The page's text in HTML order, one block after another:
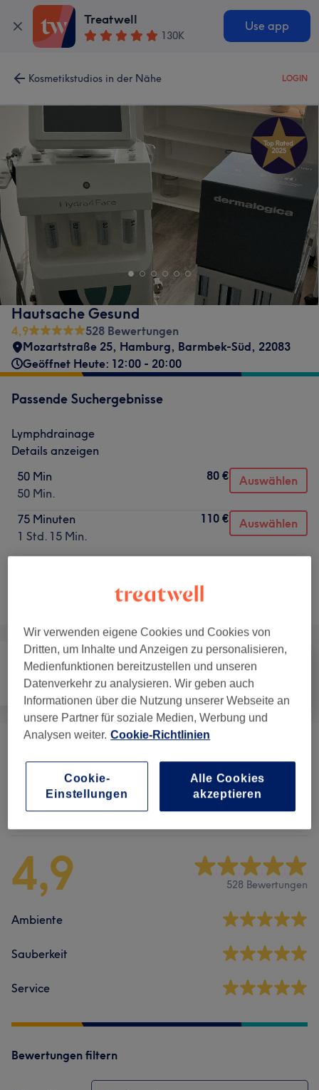
Treatwell
130K
Use app
Kosmetikstudios in der Nähe LOGIN
Hautsache Gesund
4,9
528 Bewertungen
Mozartstraße 25, Hamburg, Barmbek-Süd, 22083
Geöffnet Heute: 12:00 - 20:00
Passende Suchergebnisse
Lymphdrainage
Details anzeigen
50 Min
50 Min.
80 € Auswählen
75 Minuten
1 Std. 15 Min.
110 € Auswählen
Nicht gefunden wonach du gesucht hast?
Haarentfernung Gesicht Massage
Salonbewertungen
4,9 528 Bewertungen
Ambiente
Sauberkeit
Service
Bewertungen filtern
Wir verwenden eigene Cookies und Cookies von
Dritten, um Inhalte und Anzeigen zu personalisieren,
Medienfunktionen bereitzustellen und unseren
Datenverkehr zu analysieren. Wir geben auch
Informationen über die Nutzung unserer Webseite an
unsere Partner für soziale Medien, Werbung und
Analysen weiter. Cookie-Richtlinien
Cookie-
Einstellungen
Alle Cookies
akzeptieren